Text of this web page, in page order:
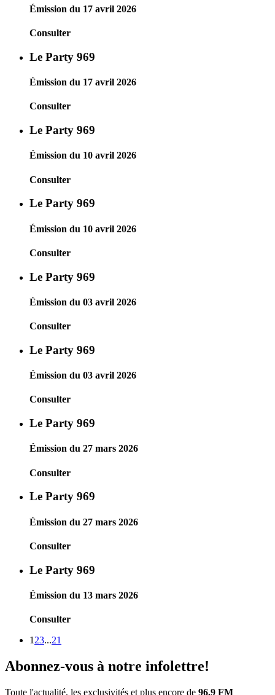
Émission du 17 avril 2026
Consulter
Le Party 969
Émission du 17 avril 2026
Consulter
Le Party 969
Émission du 10 avril 2026
Consulter
Le Party 969
Émission du 10 avril 2026
Consulter
Le Party 969
Émission du 03 avril 2026
Consulter
Le Party 969
Émission du 03 avril 2026
Consulter
Le Party 969
Émission du 27 mars 2026
Consulter
Le Party 969
Émission du 27 mars 2026
Consulter
Le Party 969
Émission du 13 mars 2026
Consulter
1 23...21
Abonnez-vous à notre infolettre!
Toute l'actualité, les exclusivités et plus encore de 96.9 FM